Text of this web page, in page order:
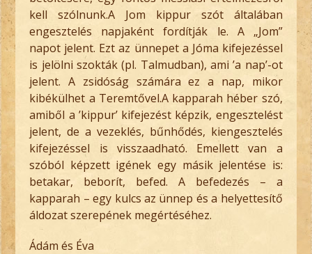
kell szólnunk.A Jom kippur szót általában
engesztelés napjaként fordítják le. A „Jom”
napot jelent. Ezt az ünnepet a Jóma kifejezéssel
is jelölni szokták (pl. Talmudban), ami ’a nap’-ot
jelent. A zsidóság számára ez a nap, mikor
kibékülhet a Teremtővel.A kapparah héber szó,
amiből a ’kippur’ kifejezést képzik, engesztelést
jelent, de a vezeklés, bűnhődés, kiengesztelés
kifejezéssel is visszaadható. Emellett van a
szóból képzett igének egy másik jelentése is:
betakar, beborít, befed. A befedezés – a
kapparah – egy kulcs az ünnep és a helyettesítő
áldozat szerepének megértéséhez.
Ádám és Éva